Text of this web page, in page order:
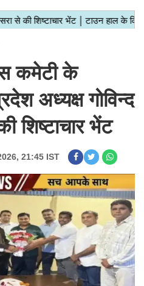
कमेटी के
अध्यक्ष गोविन्द
शिष्टाचार भेंट
21:45 IST